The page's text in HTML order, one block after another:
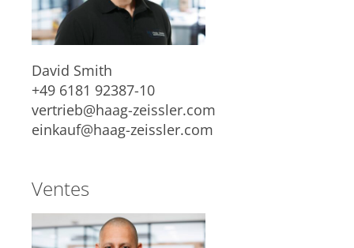
David Smith
+49 6181 92387-10
vertrieb@haag-zeissler.com
einkauf@haag-zeissler.com
Ventes